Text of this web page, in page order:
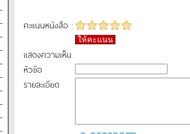
คะแนนหนังสือ :
ให้คะแนน
แสดงความเห็น
หัวข้อ
รายละเอียด